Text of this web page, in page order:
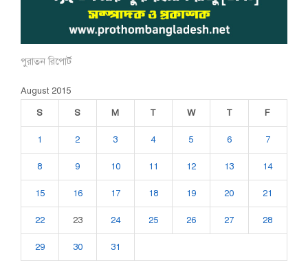
পুরাতন রিপোর্ট
August 2015
S
S M T W T F
1 2 3 4 5 6 7
8 9 10 11 12 13 14
15 16 17 18 19 20 21
22 23 24 25 26 27 28
29 30 31